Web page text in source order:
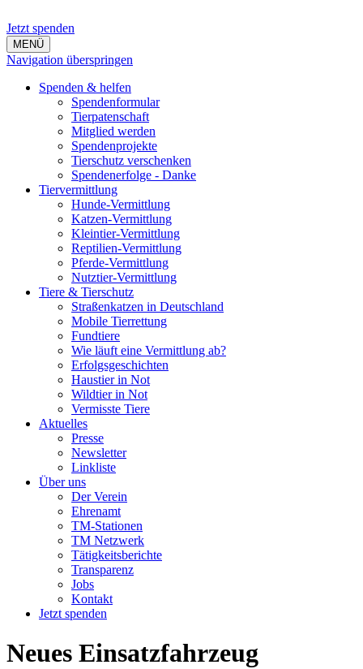
Jetzt spenden
MENÜ
Navigation überspringen
Spenden & helfen
Spendenformular
Tierpatenschaft
Mitglied werden
Spendenprojekte
Tierschutz verschenken
Spendenerfolge - Danke
Tiervermittlung
Hunde-Vermittlung
Katzen-Vermittlung
Kleintier-Vermittlung
Reptilien-Vermittlung
Pferde-Vermittlung
Nutztier-Vermittlung
Tiere & Tierschutz
Straßenkatzen in Deutschland
Mobile Tierrettung
Fundtiere
Wie läuft eine Vermittlung ab?
Erfolgsgeschichten
Haustier in Not
Wildtier in Not
Vermisste Tiere
Aktuelles
Presse
Newsletter
Linkliste
Über uns
Der Verein
Ehrenamt
TM-Stationen
TM Netzwerk
Tätigkeitsberichte
Transparenz
Jobs
Kontakt
Jetzt spenden
Neues Einsatzfahrzeug